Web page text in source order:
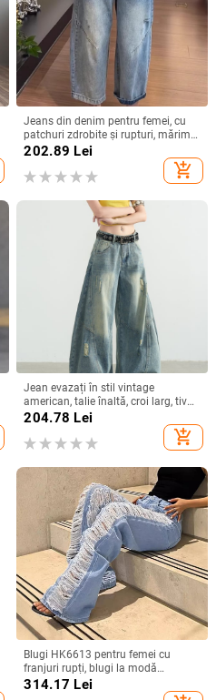
Jeans din denim pentru femei, cu
patchuri zdrobite și rupturi, mărime
plus, vară 2025, stil nou, croială
202.89 Lei
add_shopping_cart
Jean evazați în stil vintage
american, talie înaltă, croi larg, tiv
curbat, pentru femei
204.78 Lei
add_shopping_cart
Blugi HK6613 pentru femei cu
franjuri rupți, blugi la modă
stradală
314.17 Lei